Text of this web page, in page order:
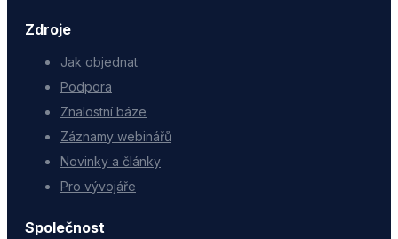
Zdroje
Jak objednat
Podpora
Znalostní báze
Záznamy webinářů
Novinky a články
Pro vývojáře
Společnost